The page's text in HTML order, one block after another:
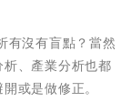
有沒有盲點？當然
、產業分析也都
或是做修正。